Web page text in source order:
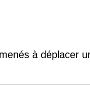
à déplacer